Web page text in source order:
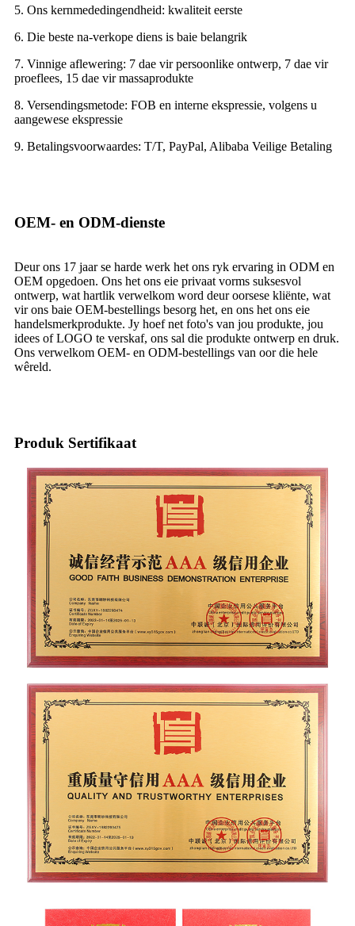
5. Ons kernmededingendheid: kwaliteit eerste
6. Die beste na-verkope diens is baie belangrik
7. Vinnige aflewering: 7 dae vir persoonlike ontwerp, 7 dae vir
proeflees, 15 dae vir massaprodukte
8. Versendingsmetode: FOB en interne ekspressie, volgens u
aangewese ekspressie
9. Betalingsvoorwaardes: T/T, PayPal, Alibaba Veilige Betaling
OEM- en ODM-dienste
Deur ons 17 jaar se harde werk het ons ryk ervaring in ODM en
OEM opgedoen. Ons het ons eie privaat vorms suksesvol
ontwerp, wat hartlik verwelkom word deur oorsese kliënte, wat
vir ons baie OEM-bestellings besorg het, en ons het ons eie
handelsmerkprodukte. Jy hoef net foto's van jou produkte, jou
idees of LOGO te verskaf, ons sal die produkte ontwerp en druk.
Ons verwelkom OEM- en ODM-bestellings van oor die hele
wêreld.
Produk Sertifikaat